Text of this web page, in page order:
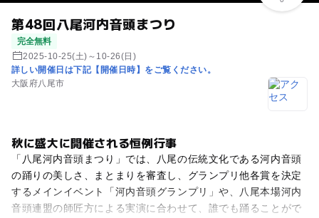
第48回八尾河内音頭まつり
完全無料
2025-10-25(土)～10-26(日)
詳しい開催日は下記【開催日時】をご覧ください。
大阪府八尾市
秋に盛大に開催される恒例行事
「八尾河内音頭まつり」では、八尾の伝統文化である河内音頭
の踊りの美しさ、まとまりを審査し、グランプリ他各賞を決定
するメインイベント「河内音頭グランプリ」や、八尾本場河内
音頭連盟の師匠方による実演に合わせて、誰でも踊ることがで